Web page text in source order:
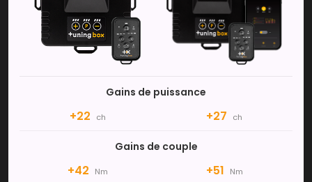
Gains de puissance
+22 ch +27 ch
Gains de couple
+42 Nm +51 Nm